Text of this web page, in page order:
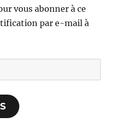
vous abonner à ce
par e-mail à